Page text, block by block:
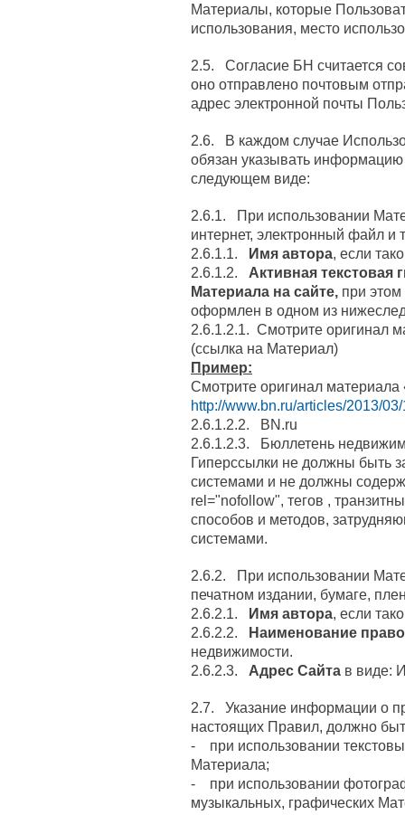
Материалы, которые
использования, место
2.5. Согласие БН считается
оно отправлено почтовым
адрес электронной почты
2.6. В каждом случае
обязан указывать
следующем виде:
2.6.1. При использовании
интернет, электронный файл и
2.6.1.1. Имя автора, если
2.6.1.2. Активная текстовая
Материала на сайте, при этом
оформлен в одном из
2.6.1.2.1. Смотрите оригинал
(ссылка на Материал)
Пример:
Смотрите оригинал материала
http://www.bn.ru/articles/2013/
2.6.1.2.2. BN.ru
2.6.1.2.3. Бюллетень
Гиперссылки не должны быть
системами и не должны
rel="nofollow", тегов ,
способов и методов,
системами.
2.6.2. При использовании
печатном издании, бумаге,
2.6.2.1. Имя автора, если
2.6.2.2. Наименование
недвижимости.
2.6.2.3. Адрес Сайта в виде:
2.7. Указание информации о
настоящих Правил, должно
- при использовании
Материала;
- при использовании
музыкальных, графических